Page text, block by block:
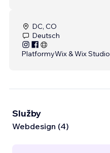
DC, CO
Deutsch
PlatformyWix & Wix Studio
Služby
Webdesign (4)